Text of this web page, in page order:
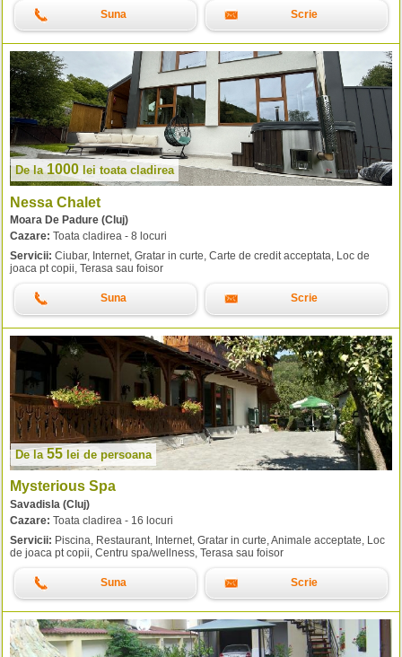
Suna Scrie
De la1000 lei toata cladirea
Nessa Chalet
Moara De Padure (Cluj)
Cazare: Toata cladirea - 8 locuri
Servicii: Ciubar, Internet, Gratar in curte, Carte de credit acceptata, Loc de
joaca pt copii, Terasa sau foisor
Suna Scrie
De la 55 lei de persoana
Mysterious Spa
Savadisla (Cluj)
Cazare: Toata cladirea - 16 locuri
Servicii: Piscina, Restaurant, Internet, Gratar in curte, Animale acceptate, Loc
de joaca pt copii, Centru spa/wellness, Terasa sau foisor
Suna Scrie